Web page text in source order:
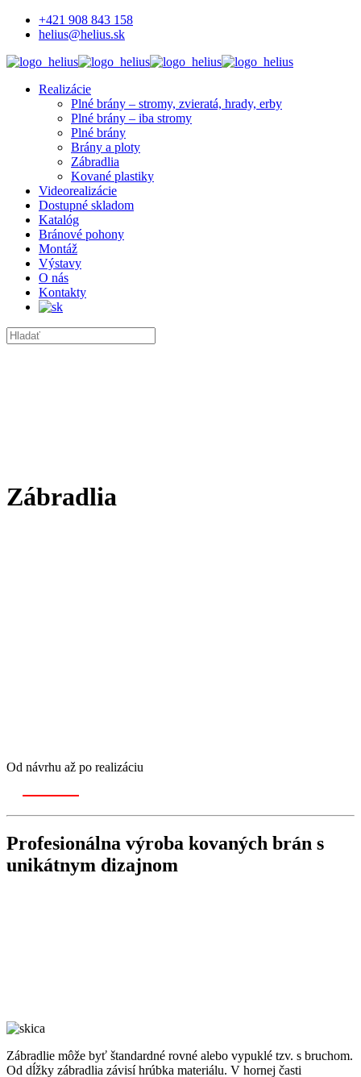
+421 908 843 158
helius@helius.sk
Realizácie
Plné brány – stromy, zvieratá, hrady, erby
Plné brány – iba stromy
Plné brány
Brány a ploty
Zábradlia
Kované plastiky
Videorealizácie
Dostupné skladom
Katalóg
Bránové pohony
Montáž
Výstavy
O nás
Kontakty
Zábradlia
Od návrhu až po realizáciu
Profesionálna výroba kovaných brán s
unikátnym dizajnom
Zábradlie môže byť štandardné rovné alebo vypuklé tzv. s bruchom.
Od dĺžky zábradlia závisí hrúbka materiálu. V hornej časti